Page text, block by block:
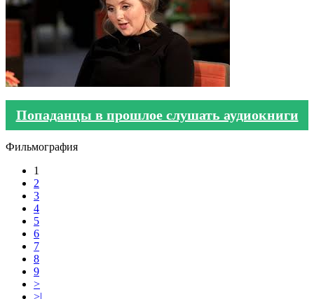
Попаданцы в прошлое слушать аудиокниги
Фильмография
1
2
3
4
5
6
7
8
9
>
>|